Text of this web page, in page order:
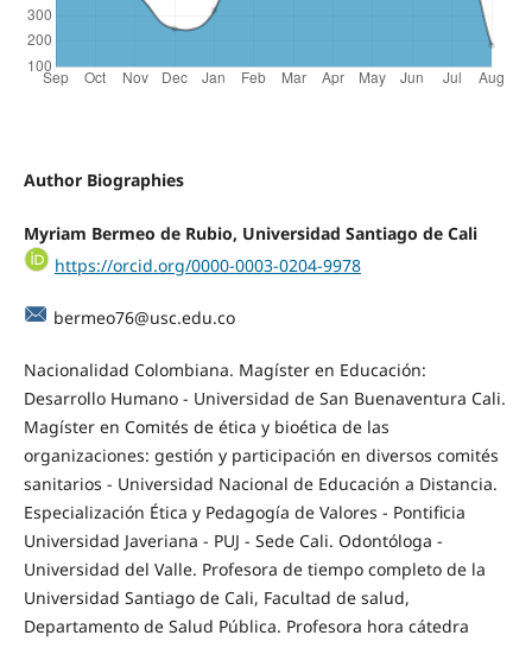
Author Biographies
Myriam Bermeo de Rubio, Universidad Santiago de Cali
https://orcid.org/0000-0003-0204-9978
bermeo76@usc.edu.co
Nacionalidad Colombiana. Magíster en Educación:
Desarrollo Humano - Universidad de San Buenaventura Cali.
Magíster en Comités de ética y bioética de las
organizaciones: gestión y participación en diversos comités
sanitarios - Universidad Nacional de Educación a Distancia.
Especialización Ética y Pedagogía de Valores - Pontificia
Universidad Javeriana - PUJ - Sede Cali. Odontóloga -
Universidad del Valle. Profesora de tiempo completo de la
Universidad Santiago de Cali, Facultad de salud,
Departamento de Salud Pública. Profesora hora cátedra